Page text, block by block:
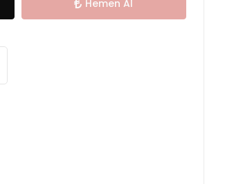
Hemen Al